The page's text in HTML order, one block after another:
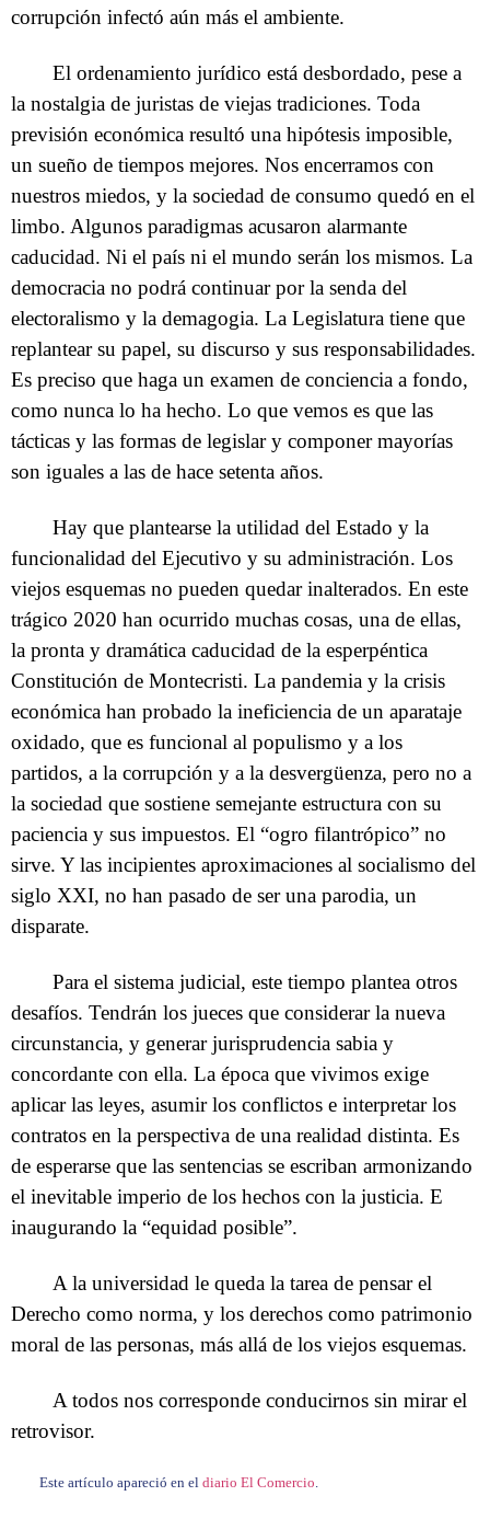
corrupción infectó aún más el ambiente.
El ordenamiento jurídico está desbordado, pese a
la nostalgia de juristas de viejas tradiciones. Toda
previsión económica resultó una hipótesis imposible,
un sueño de tiempos mejores. Nos encerramos con
nuestros miedos, y la sociedad de consumo quedó en el
limbo. Algunos paradigmas acusaron alarmante
caducidad. Ni el país ni el mundo serán los mismos. La
democracia no podrá continuar por la senda del
electoralismo y la demagogia. La Legislatura tiene que
replantear su papel, su discurso y sus responsabilidades.
Es preciso que haga un examen de conciencia a fondo,
como nunca lo ha hecho. Lo que vemos es que las
tácticas y las formas de legislar y componer mayorías
son iguales a las de hace setenta años.
Hay que plantearse la utilidad del Estado y la
funcionalidad del Ejecutivo y su administración. Los
viejos esquemas no pueden quedar inalterados. En este
trágico 2020 han ocurrido muchas cosas, una de ellas,
la pronta y dramática caducidad de la esperpéntica
Constitución de Montecristi. La pandemia y la crisis
económica han probado la ineficiencia de un aparataje
oxidado, que es funcional al populismo y a los
partidos, a la corrupción y a la desvergüenza, pero no a
la sociedad que sostiene semejante estructura con su
paciencia y sus impuestos. El “ogro filantrópico” no
sirve. Y las incipientes aproximaciones al socialismo del
siglo XXI, no han pasado de ser una parodia, un
disparate.
Para el sistema judicial, este tiempo plantea otros
desafíos. Tendrán los jueces que considerar la nueva
circunstancia, y generar jurisprudencia sabia y
concordante con ella. La época que vivimos exige
aplicar las leyes, asumir los conflictos e interpretar los
contratos en la perspectiva de una realidad distinta. Es
de esperarse que las sentencias se escriban armonizando
el inevitable imperio de los hechos con la justicia. E
inaugurando la “equidad posible”.
A la universidad le queda la tarea de pensar el
Derecho como norma, y los derechos como patrimonio
moral de las personas, más allá de los viejos esquemas.
A todos nos corresponde conducirnos sin mirar el
retrovisor.
Este artículo apareció en el diario El Comercio.